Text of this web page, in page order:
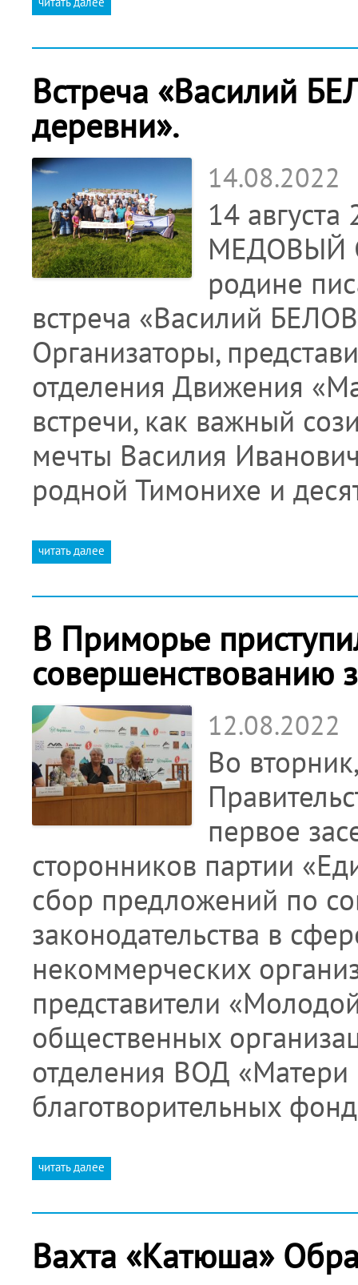
Встреча «Василий
деревни».
14.08.2022
14
МЕДОВЫЙ
родине
встреча «Василий
Организаторы,
отделения Движения
встречи, как важный
мечты Василия
родной Тимонихе и
читать далее
В Приморье
совершенствованию
12.08.2022
Во
первое
сторонников партии
сбор предложений по
законодательства в
некоммерческих
представители
общественных
отделения ВОД
благотворительных
читать далее
Вахта «Катюша»